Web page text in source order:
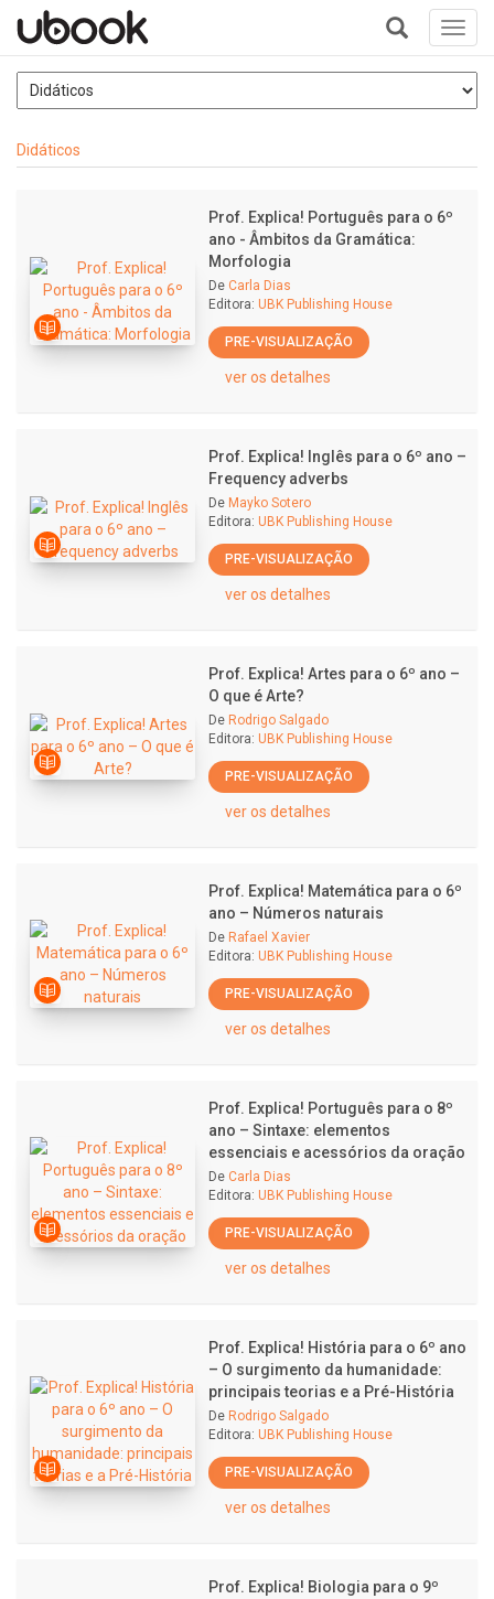
+
Didáticos
Prof. Explica! Português para o 6º
ano - Âmbitos da Gramática:
Morfologia
De Carla Dias
Editora: UBK Publishing House
PRE-VISUALIZAÇÃO
ver os detalhes
Prof. Explica! Inglês para o 6º ano –
Frequency adverbs
De Mayko Sotero
Editora: UBK Publishing House
PRE-VISUALIZAÇÃO
ver os detalhes
Prof. Explica! Artes para o 6º ano –
O que é Arte?
De Rodrigo Salgado
Editora: UBK Publishing House
PRE-VISUALIZAÇÃO
ver os detalhes
Prof. Explica! Matemática para o 6º
ano – Números naturais
De Rafael Xavier
Editora: UBK Publishing House
PRE-VISUALIZAÇÃO
ver os detalhes
Prof. Explica! Português para o 8º
ano – Sintaxe: elementos
essenciais e acessórios da oração
De Carla Dias
Editora: UBK Publishing House
PRE-VISUALIZAÇÃO
ver os detalhes
Prof. Explica! História para o 6º ano
– O surgimento da humanidade:
principais teorias e a Pré-História
De Rodrigo Salgado
Editora: UBK Publishing House
PRE-VISUALIZAÇÃO
ver os detalhes
Prof. Explica! Biologia para o 9º